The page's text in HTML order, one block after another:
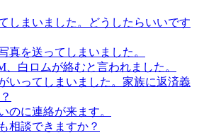
しまいました。どうしたらいいです
真を送ってしまいました。
、白ロムが絡むと言われました。
いってしまいました。家族に返済義
のに連絡が来ます。
相談できますか？